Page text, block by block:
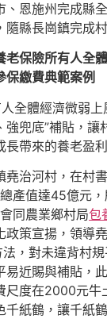
、恩施州完成縣
縣長崗鎮完成
老保險所有人全
保繳費典範案例
全體經濟微弱上
兜底”補貼，讓
帶來的養老盈利
堯治河村，在村
產值達‌45億元‌
同農業鄉村局包
政策宣揚，領導
，對未違背村
易近賜與補貼，
尺度在2000元牛
千紙鶴，讓千紙